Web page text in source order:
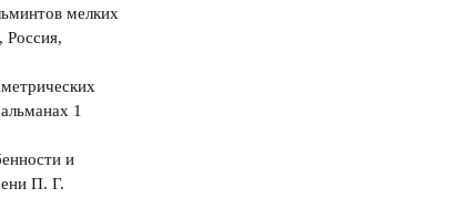
мелких
Россия,
1
и
П. Г.